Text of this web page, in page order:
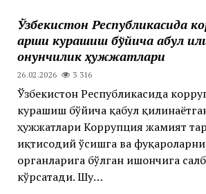
Ўзбекистон Республикасида
қарши курашиш бўйича қабул
қонунчилик ҳужжатлари
26.02.2026 3 316
Ўзбекистон Республикасида
курашиш бўйича қабул
ҳужжатлари Коррупция жамият
иқтисодий ўсишга ва
органларига бўлган ишончига
кўрсатади. Шу…